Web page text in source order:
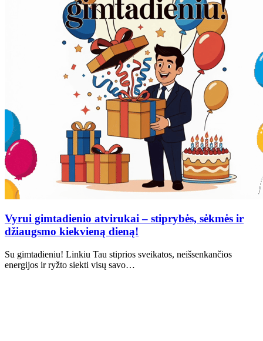
Vyrui gimtadienio atvirukai – stiprybės, sėkmės ir
džiaugsmo kiekvieną dieną!
Su gimtadieniu! Linkiu Tau stiprios sveikatos, neišsenkančios
energijos ir ryžto siekti visų savo…